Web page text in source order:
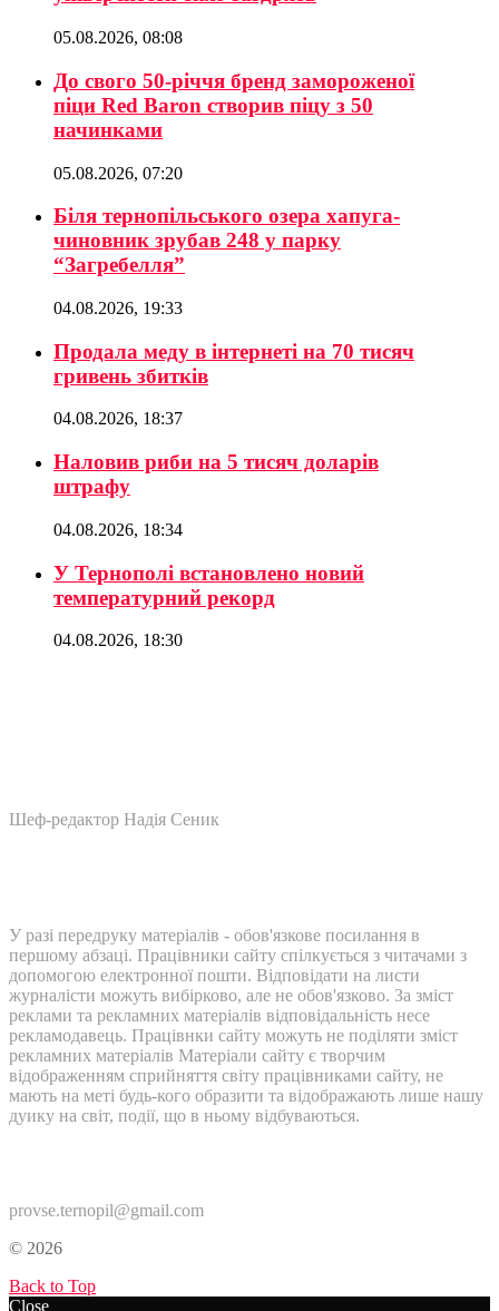
05.08.2026, 08:08
До свого 50-річчя бренд замороженої
піци Red Baron створив піцу з 50
начинками
05.08.2026, 07:20
Біля тернопільського озера хапуга-
чиновник зрубав 248 у парку
“Загребелля”
04.08.2026, 19:33
Продала меду в інтернеті на 70 тисяч
гривень збитків
04.08.2026, 18:37
Наловив риби на 5 тисяч доларів
штрафу
04.08.2026, 18:34
У Тернополі встановлено новий
температурний рекорд
04.08.2026, 18:30
Шеф-редактор Надія Сеник
У разі передруку матеріалів - обов'язкове посилання в
першому абзаці. Працівники сайту спілкується з читачами з
допомогою електронної пошти. Відповідати на листи
журналісти можуть вибірково, але не обов'язково. За зміст
реклами та рекламних матеріалів відповідальність несе
рекламодавець. Працівнки сайту можуть не поділяти зміст
рекламних матеріалів Матеріали сайту є творчим
відображенням сприйняття світу працівниками сайту, не
мають на меті будь-кого образити та відображають лише нашу
дуику на світ, події, що в ньому відбуваються.
provse.ternopil@gmail.com
© 2026
Back to Top
Close